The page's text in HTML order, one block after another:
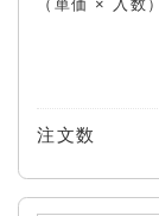
（単価 × 入数）
注文数